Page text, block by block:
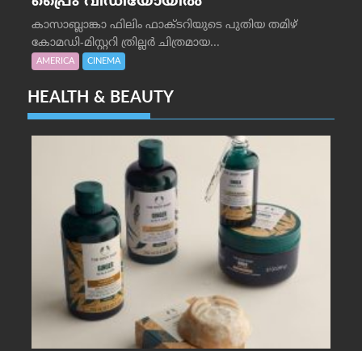
കാസാബ്ലാങ്കാ ഫിലിം ഫാക്ടറിയുടെ പുതിയ തമിഴ്
കോമഡി-മിസ്റ്ററി ത്രില്ലർ ചിത്രമായ...
AMERICA CINEMA
HEALTH & BEAUTY